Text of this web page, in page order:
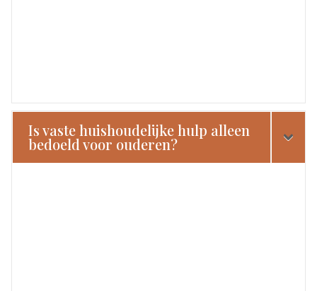
Is vaste huishoudelijke hulp alleen
bedoeld voor ouderen?